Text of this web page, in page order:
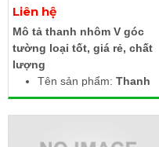
Xem thêm ảnh
Liên hệ
Mô tả thanh nhôm V góc
tường loại tốt, giá rẻ, chất
lượng
Tên sản phẩm: Thanh
nhôm V góc tường
Kích thước 2 cạnh: 15.8